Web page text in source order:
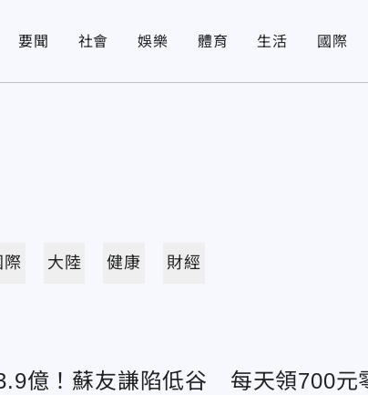
要聞 社會 娛樂 體育 生活 國際
際 大陸 健康 財經
億！蘇友謙陷低谷 每天領700元